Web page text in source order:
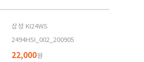
삼성 KI24WS
2494HSI_002_200905
22,000원